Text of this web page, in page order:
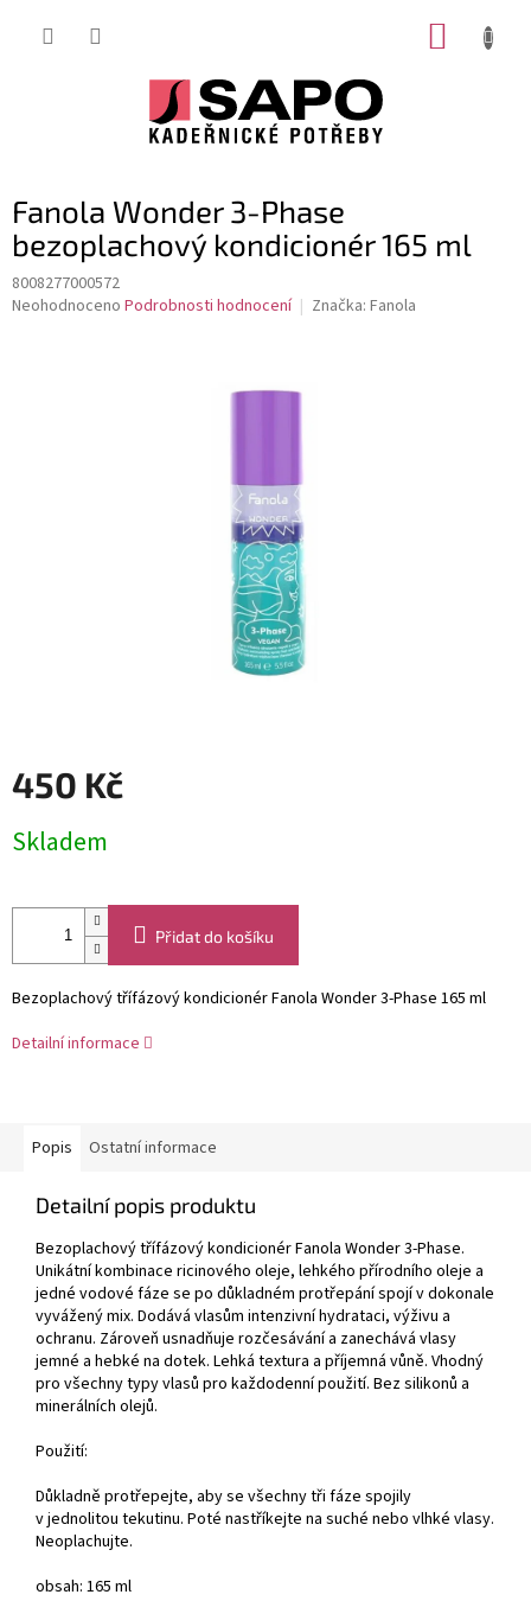
Fanola Wonder 3-Phase
bezoplachový kondicionér 165 ml
8008277000572
Průměrné
Neohodnoceno Podrobnosti hodnocení Značka: Fanola
450 Kč
cena:
Skladem
Přidat do košíku
Bezoplachový třífázový kondicionér Fanola Wonder 3-Phase 165 ml
Detailní informace
Popis Ostatní informace
Detailní popis produktu
Bezoplachový třífázový kondicionér Fanola Wonder 3-Phase.
Unikátní kombinace ricinového oleje, lehkého přírodního oleje a
jedné vodové fáze se po důkladném protřepání spojí v dokonale
vyvážený mix. Dodává vlasům intenzivní hydrataci, výživu a
ochranu. Zároveň usnadňuje rozčesávání a zanechává vlasy
jemné a hebké na dotek. Lehká textura a příjemná vůně. Vhodný
pro všechny typy vlasů pro každodenní použití. Bez silikonů a
minerálních olejů.
Použití:
Důkladně protřepejte, aby se všechny tři fáze spojily
v jednolitou tekutinu. Poté nastříkejte na suché nebo vlhké vlasy.
Neoplachujte.
obsah: 165 ml